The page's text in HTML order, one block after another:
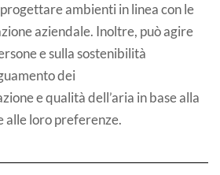
ambienti in linea con le
aziendale. Inoltre, può agire
e sulla sostenibilità
dei
e qualità dell’aria in base alla
alle loro preferenze.